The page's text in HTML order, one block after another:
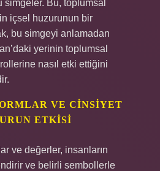
simgeler. Bu, toplumsal
içsel huzurunun bir
bu simgeyi anlamadan
yerinin toplumsal
nasıl etki ettiğini
VE CINSIYET
ETKISI
ve değerler, insanların
ve belirli sembollerle